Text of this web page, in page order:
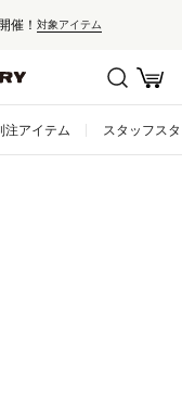
催！ 対象アイテム
注アイテム スタッフス